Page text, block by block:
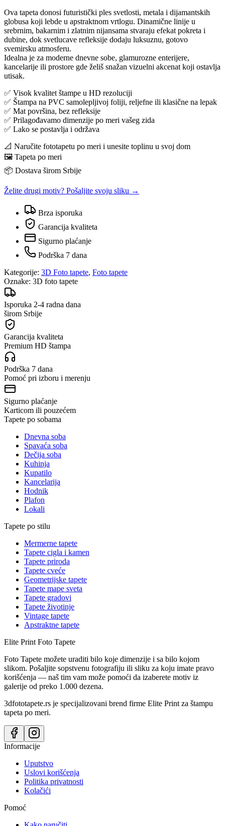
Ova tapeta donosi futuristički ples svetlosti, metala i dijamantskih
globusa koji lebde u apstraktnom vrtlogu. Dinamične linije u
srebrnim, bakarnim i zlatnim nijansama stvaraju efekat pokreta i
dubine, dok svetlucave refleksije dodaju luksuznu, gotovo
svemirsku atmosferu.
Idealna je za moderne dnevne sobe, glamurozne enterijere,
kancelarije ili prostore gde želiš snažan vizuelni akcenat koji ostavlja
utisak.
✅ Visok kvalitet štampe u HD rezoluciji
✅ Štampa na PVC samolepljivoj foliji, reljefne ili klasične na lepak
✅ Mat površina, bez refleksije
✅ Prilagođavamo dimenzije po meri vašeg zida
✅ Lako se postavlja i održava
📐 Naručite fototapetu po meri i unesite toplinu u svoj dom
🖼️ Tapeta po meri
📦 Dostava širom Srbije
Želite drugi motiv? Pošaljite svoju sliku →
Brza isporuka
Garancija kvaliteta
Sigurno plaćanje
Podrška 7 dana
Kategorije: 3D Foto tapete, Foto tapete
Oznake: 3D foto tapete
Isporuka 2-4 radna dana
širom Srbije
Garancija kvaliteta
Premium HD štampa
Podrška 7 dana
Pomoć pri izboru i merenju
Sigurno plaćanje
Karticom ili pouzećem
Tapete po sobama
Dnevna soba
Spavaća soba
Dečija soba
Kuhinja
Kupatilo
Kancelarija
Hodnik
Plafon
Lokali
Tapete po stilu
Mermerne tapete
Tapete cigla i kamen
Tapete priroda
Tapete cveće
Geometrijske tapete
Tapete mape sveta
Tapete gradovi
Tapete životinje
Vintage tapete
Apstraktne tapete
Elite Print Foto Tapete
Foto Tapete možete uraditi bilo koje dimenzije i sa bilo kojom
slikom. Pošaljite sopstvenu fotografiju ili sliku za koju imate pravo
korišćenja — naš tim vam može pomoći da izaberete motiv iz
galerije od preko 1.000 dezena.
3dfototapete.rs je specijalizovani brend firme Elite Print za štampu
tapeta po meri.
Informacije
Uputstvo
Uslovi korišćenja
Politika privatnosti
Kolačići
Pomoć